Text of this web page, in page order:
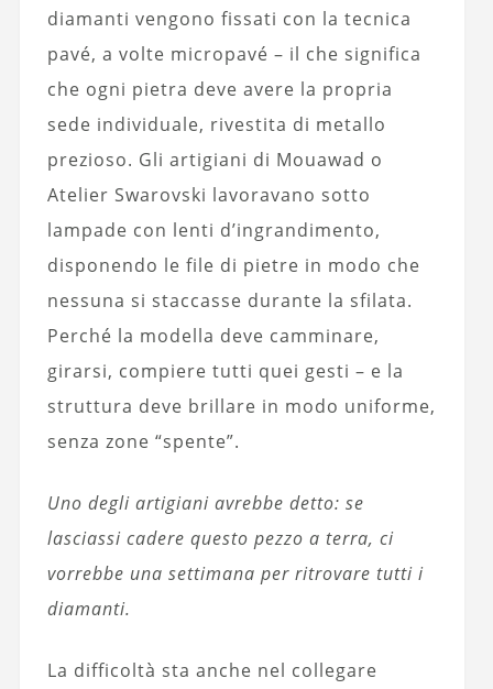
diamanti vengono fissati con la tecnica
pavé, a volte micropavé – il che significa
che ogni pietra deve avere la propria
sede individuale, rivestita di metallo
prezioso. Gli artigiani di Mouawad o
Atelier Swarovski lavoravano sotto
lampade con lenti d’ingrandimento,
disponendo le file di pietre in modo che
nessuna si staccasse durante la sfilata.
Perché la modella deve camminare,
girarsi, compiere tutti quei gesti – e la
struttura deve brillare in modo uniforme,
senza zone “spente”.
Uno degli artigiani avrebbe detto: se
lasciassi cadere questo pezzo a terra, ci
vorrebbe una settimana per ritrovare tutti i
diamanti.
La difficoltà sta anche nel collegare